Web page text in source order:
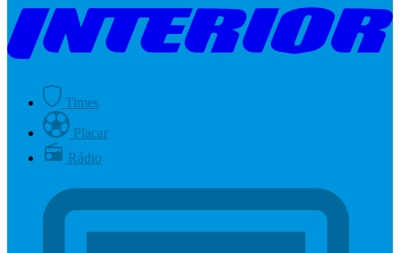
Times
Placar
Rádio